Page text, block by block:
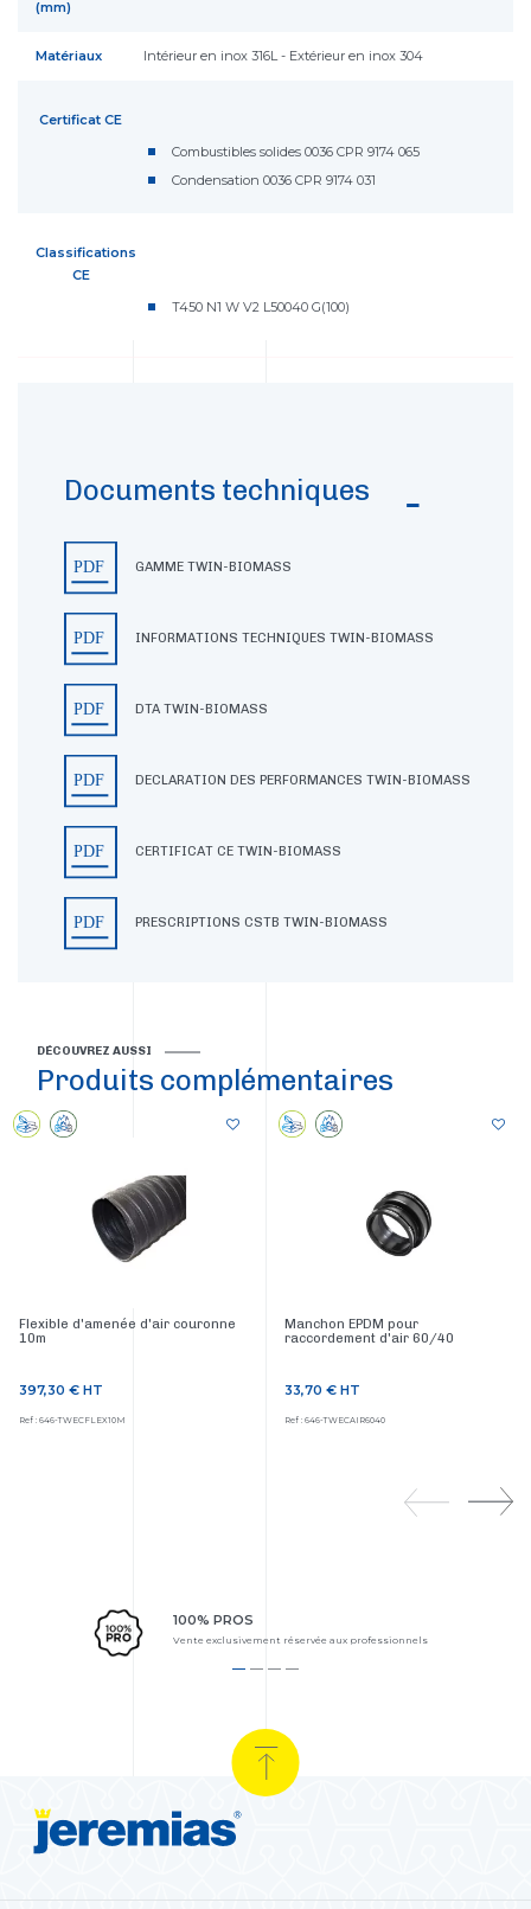
(mm)
Matériaux Intérieur en inox 316L - Extérieur en inox 304
Certificat CE
Combustibles solides 0036 CPR 9174 065
Condensation 0036 CPR 9174 031
Classifications
CE
T450 N1 W V2 L50040 G(100)
Documents techniques
GAMME TWIN-BIOMASS
INFORMATIONS TECHNIQUES TWIN-BIOMASS
DTA TWIN-BIOMASS
DECLARATION DES PERFORMANCES TWIN-BIOMASS
CERTIFICAT CE TWIN-BIOMASS
PRESCRIPTIONS CSTB TWIN-BIOMASS
DÉCOUVREZ AUSSI
Produits complémentaires
Flexible d'amenée d'air couronne
10m
Prix
397,30 € HT
Ref : 646-TWECFLEX10M
Manchon EPDM pour
raccordement d'air 60/40
Prix
33,70 € HT
Ref : 646-TWECAIR6040
100% PROS
Vente exclusivement réservée aux professionnels